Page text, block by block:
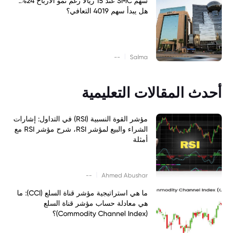
هل يبدأ سهم 4019 التعافي؟
Salma
--
أحدث المقالات التعليمية
مؤشر القوة النسبية (RSI) في التداول: إشارات
الشراء والبيع لمؤشر RSI، شرح مؤشر RSI مع
أمثلة
Ahmed Abushar
--
ما هي استراتيجية مؤشر قناة السلع (CCI): ما
هي معادلة حساب مؤشر قناة السلع
(Commodity Channel Index)؟